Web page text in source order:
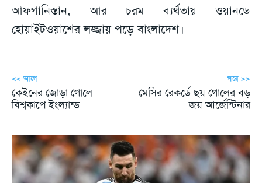
আফগানিস্তান, আর চরম ব্যর্থতায় ওয়ানডে
হোয়াইটওয়াশের লজ্জায় পড়ে বাংলাদেশ।
<< আগে
কেইনের জোড়া গোলে
বিশ্বকাপে ইংল্যান্ড
পরে >>
মেসির রেকর্ডে ছয় গোলের বড়
জয় আর্জেন্টিনার